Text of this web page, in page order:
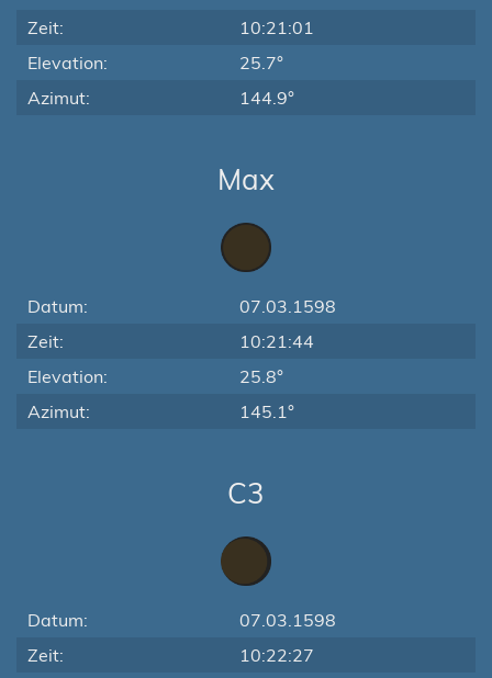
Zeit:
10:21:01
Elevation:
25.7°
Azimut:
144.9°
Max
Datum:
07.03.1598
Zeit:
10:21:44
Elevation:
25.8°
Azimut:
145.1°
C3
Datum:
07.03.1598
Zeit:
10:22:27